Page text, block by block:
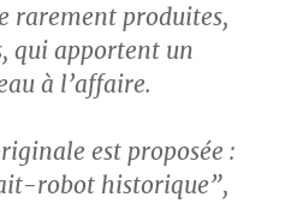
rarement produites,
qui apportent un
à l’affaire.
est proposée :
robot historique”,